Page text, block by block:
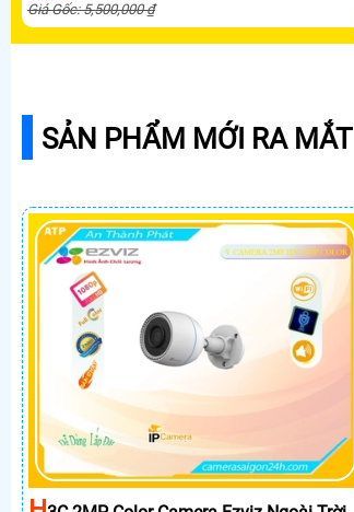
Giá Gốc: 5,500,000 ₫
SẢN PHẨM MỚI RA MẮT